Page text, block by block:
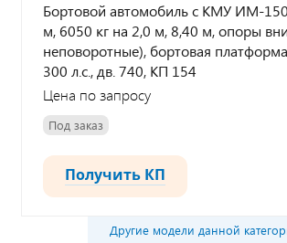
Бортовой автомобиль с КМУ ИМ-
м, 6050 кг на 2,0 м, 8,40 м, опоры
неповоротные), бортовая
300 л.с., дв. 740, КП 154
Цена по запросу
Под заказ
Получить КП
Другие модели данной